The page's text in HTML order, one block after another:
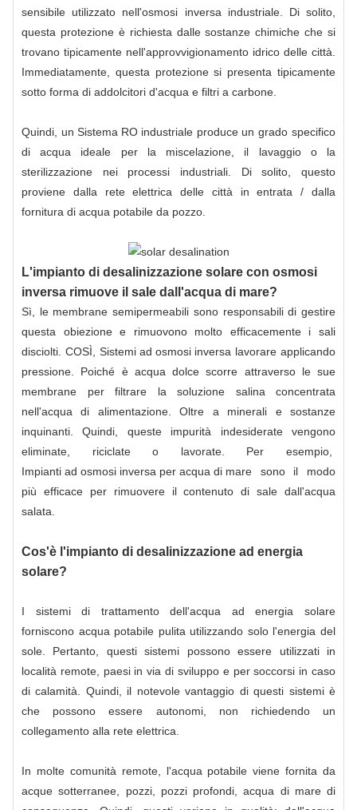
sensibile utilizzato nell'osmosi inversa industriale. Di solito,
questa protezione è richiesta dalle sostanze chimiche che si
trovano tipicamente nell'approvvigionamento idrico delle città.
Immediatamente, questa protezione si presenta tipicamente
sotto forma di addolcitori d'acqua e filtri a carbone.
Quindi, un Sistema RO industrialeproduce un grado specifico
di acqua ideale per la miscelazione, il lavaggio o la
sterilizzazione nei processi industriali. Di solito, questo
proviene dalla rete elettrica delle città in entrata / dalla
fornitura di acqua potabile da pozzo.
L'impianto di desalinizzazione solare con osmosi
inversa rimuove il sale dall'acqua di mare?
Sì, le membrane semipermeabili sono responsabili di gestire
questa obiezione e rimuovono molto efficacemente i sali
disciolti. COSÌ, Sistemi ad osmosi inversa lavorare applicando
pressione. Poiché è acqua dolce scorre attraverso le sue
membrane per filtrare la soluzione salina concentrata
nell'acqua di alimentazione. Oltre a minerali e sostanze
inquinanti. Quindi, queste impurità indesiderate vengono
eliminate, riciclate o lavorate. Per esempio,
Impianti ad osmosi inversa per acqua di mare sono il modo
più efficace per rimuovere il contenuto di sale dall'acqua
salata.
Cos'è l'impianto di desalinizzazione ad energia
solare?
I sistemi di trattamento dell'acqua ad energia solare
forniscono acqua potabile pulita utilizzando solo l'energia del
sole. Pertanto, questi sistemi possono essere utilizzati in
località remote, paesi in via di sviluppo e per soccorsi in caso
di calamità. Quindi, il notevole vantaggio di questi sistemi è
che possono essere autonomi, non richiedendo un
collegamento alla rete elettrica.
In molte comunità remote, l'acqua potabile viene fornita da
acque sotterranee, pozzi, pozzi profondi, acqua di mare di